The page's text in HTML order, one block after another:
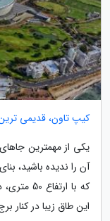
کیپ تاون، قدیمی
یکی از مهمترین
آن را ندیده باشید،
که با
این طاق زیبا در کنار